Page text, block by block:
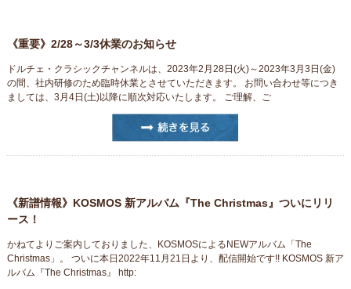
《重要》2/28～3/3休業のお知らせ
ドルチェ・クラシックチャンネルは、2023年2月28日(火)～2023年3月3日(金)
の間、社内研修のため臨時休業とさせていただきます。 お問い合わせ等につき
ましては、3月4日(土)以降に順次対応いたします。 ご理解、ご
《新譜情報》KOSMOS 新アルバム『The Christmas』ついにリリ
ース！
かねてよりご案内しておりました、KOSMOSによるNEWアルバム「The
Christmas」。 ついに本日2022年11月21日より、配信開始です!! KOSMOS 新ア
ルバム『The Christmas』 http: